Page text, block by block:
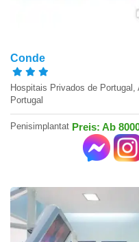
Conde
Hospitais Privados de
Portugal
Penisimplantat Preis: Ab